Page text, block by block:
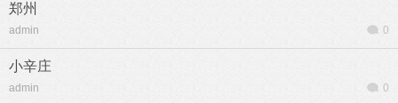
郑州
admin 0
小辛庄
admin 0